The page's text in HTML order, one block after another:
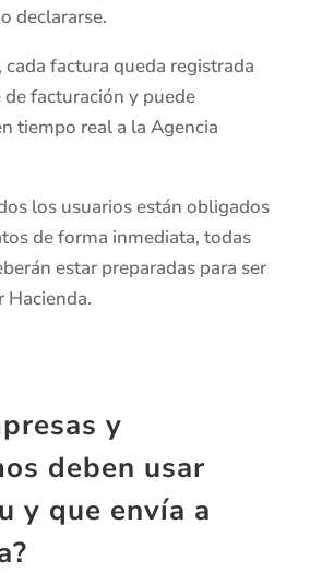
declararse.
cada factura queda registrada
facturación y puede
tiempo real a la Agencia
los usuarios están obligados
de forma inmediata, todas
estar preparadas para ser
Hacienda.
y
deben usar
y que envía a